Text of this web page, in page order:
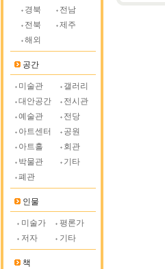
경북
전남
전북
제주
해외
공간
미술관
갤러리
대안공간
전시관
예술관
전당
아트센터
공원
아트홀
회관
박물관
기타
폐관
인물
미술가
평론가
저자
기타
책